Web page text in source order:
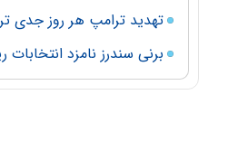
تهديد ترامپ هر روز جدی تر
برنی سندرز نامزد